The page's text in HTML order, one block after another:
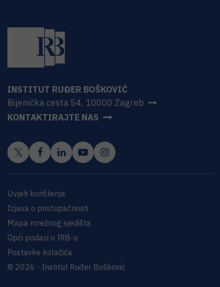
INSTITUT RUĐER BOŠKOVIĆ
Bijenička cesta 54, 10000 Zagreb
KONTAKTIRAJTE NAS
Uvjeti korištenja
Izjava o pristupačnosti
Mapa mrežnog sjedišta
Opći podaci o IRB-u
Postavke kolačića
© 2026 - Institut Ruđer Bošković